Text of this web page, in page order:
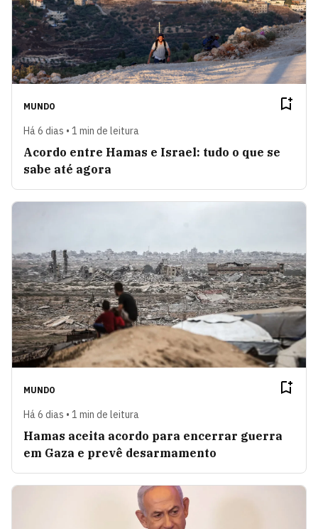
MUNDO
Há 6 dias • 1 min de leitura
Acordo entre Hamas e Israel: tudo o que se
sabe até agora
MUNDO
Há 6 dias • 1 min de leitura
Hamas aceita acordo para encerrar guerra
em Gaza e prevê desarmamento